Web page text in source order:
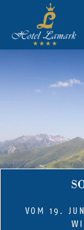
VOM 19.
Das Hotel
Kulinarik
Sommer
Angebote
Angebote
Preise im
Preise im